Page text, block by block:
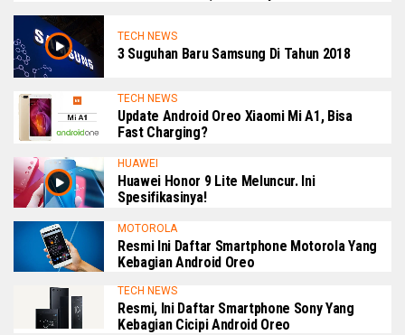
TECH NEWS
3 Suguhan Baru Samsung Di Tahun 2018
TECH NEWS
Update Android Oreo Xiaomi Mi A1, Bisa
Fast Charging?
HUAWEI
Huawei Honor 9 Lite Meluncur. Ini
Spesifikasinya!
MOTOROLA
Resmi Ini Daftar Smartphone Motorola Yang
Kebagian Android Oreo
TECH NEWS
Resmi, Ini Daftar Smartphone Sony Yang
Kebagian Cicipi Android Oreo